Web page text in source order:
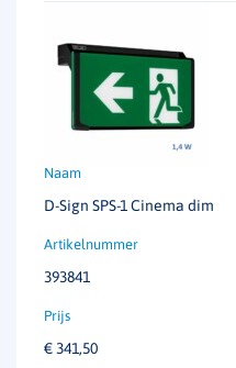
D-Sign SPS-1 Cinema dim
393841
€ 341,50